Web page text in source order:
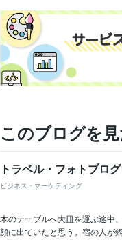
このブログを
トラベル・フォトブロ
ビジネス・マーケティング
木のテーブルへ大皿を運ぶ途中
顔に出ていたと思う。宿の人が